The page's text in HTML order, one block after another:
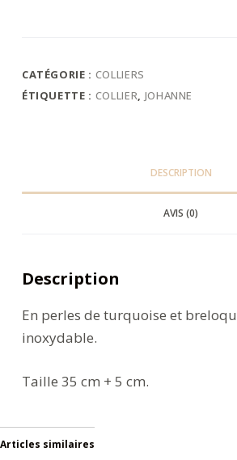
CATÉGORIE : COLLIERS
ÉTIQUETTE : COLLIER, JOHANNE
DESCRIPTION
AVIS (0)
Description
En perles de turquoise et
inoxydable.
Taille 35 cm + 5 cm.
Articles similaires